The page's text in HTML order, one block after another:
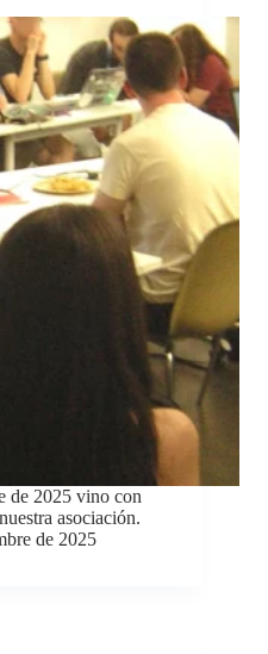
de 2025 vino con
asociación.
de 2025